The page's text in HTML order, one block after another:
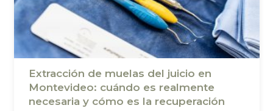
Extracción de muelas del juicio en
Montevideo: cuándo es realmente
necesaria y cómo es la recuperación